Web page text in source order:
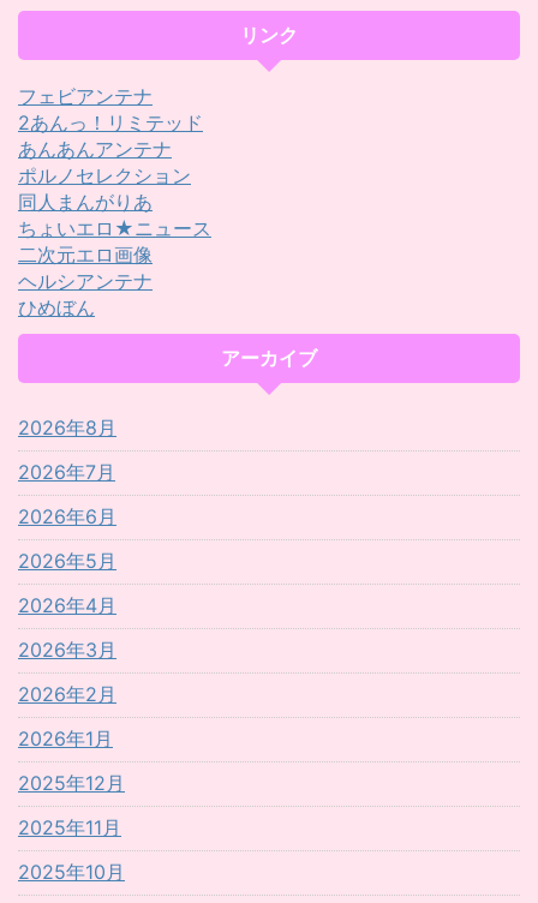
リンク
フェビアンテナ
2あんっ！リミテッド
あんあんアンテナ
ポルノセレクション
同人まんがりあ
ちょいエロ★ニュース
二次元エロ画像
ヘルシアンテナ
ひめぼん
アーカイブ
2026年8月
2026年7月
2026年6月
2026年5月
2026年4月
2026年3月
2026年2月
2026年1月
2025年12月
2025年11月
2025年10月